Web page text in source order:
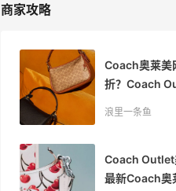
商家攻略
Coach奥莱美
折？Coach
浪里一条鱼
Coach Outlet
最新Coach奥